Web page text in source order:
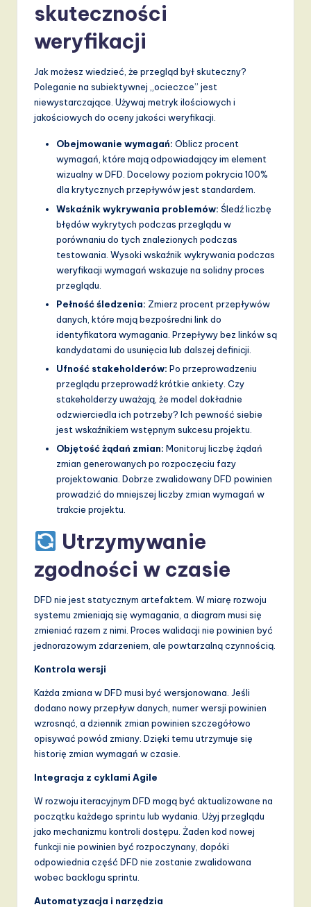
skuteczności
weryfikacji
Jak możesz wiedzieć, że przegląd był skuteczny?
Poleganie na subiektywnej „ocieczce” jest
niewystarczające. Używaj metryk ilościowych i
jakościowych do oceny jakości weryfikacji.
Obejmowanie wymagań: Oblicz procent
wymagań, które mają odpowiadający im element
wizualny w DFD. Docelowy poziom pokrycia 100%
dla krytycznych przepływów jest standardem.
Wskaźnik wykrywania problemów: Śledź liczbę
błędów wykrytych podczas przeglądu w
porównaniu do tych znalezionych podczas
testowania. Wysoki wskaźnik wykrywania podczas
weryfikacji wymagań wskazuje na solidny proces
przeglądu.
Pełność śledzenia: Zmierz procent przepływów
danych, które mają bezpośredni link do
identyfikatora wymagania. Przepływy bez linków są
kandydatami do usunięcia lub dalszej definicji.
Ufność stakeholderów: Po przeprowadzeniu
przeglądu przeprowadź krótkie ankiety. Czy
stakeholderzy uważają, że model dokładnie
odzwierciedla ich potrzeby? Ich pewność siebie
jest wskaźnikiem wstępnym sukcesu projektu.
Objętość żądań zmian: Monitoruj liczbę żądań
zmian generowanych po rozpoczęciu fazy
projektowania. Dobrze zwalidowany DFD powinien
prowadzić do mniejszej liczby zmian wymagań w
trakcie projektu.
Utrzymywanie
zgodności w czasie
DFD nie jest statycznym artefaktem. W miarę rozwoju
systemu zmieniają się wymagania, a diagram musi się
zmieniać razem z nimi. Proces walidacji nie powinien być
jednorazowym zdarzeniem, ale powtarzalną czynnością.
Kontrola wersji
Każda zmiana w DFD musi być wersjonowana. Jeśli
dodano nowy przepływ danych, numer wersji powinien
wzrosnąć, a dziennik zmian powinien szczegółowo
opisywać powód zmiany. Dzięki temu utrzymuje się
historię zmian wymagań w czasie.
Integracja z cyklami Agile
W rozwoju iteracyjnym DFD mogą być aktualizowane na
początku każdego sprintu lub wydania. Użyj przeglądu
jako mechanizmu kontroli dostępu. Żaden kod nowej
funkcji nie powinien być rozpoczynany, dopóki
odpowiednia część DFD nie zostanie zwalidowana
wobec backlogu sprintu.
Automatyzacja i narzędzia